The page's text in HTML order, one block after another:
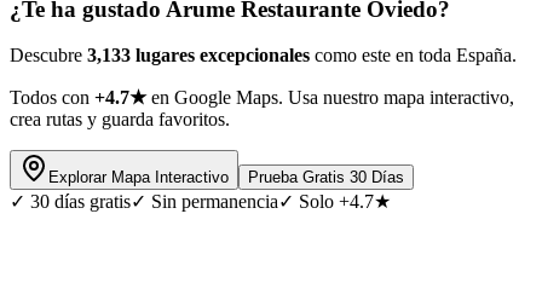
¿Te ha gustado Arume Restaurante Oviedo?
Descubre 3,133 lugares excepcionales como este en toda España.
Todos con +4.7★en Google Maps. Usa nuestro mapa interactivo,
crea rutas y guarda favoritos.
Explorar Mapa Interactivo Prueba Gratis 30 Días
✓ 30 días gratis✓ Sin permanencia✓ Solo +4.7★